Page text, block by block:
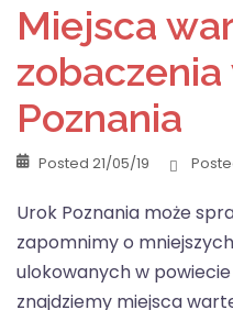
Miejsca
Poznania
Posted 21/05/19
Urok Poznania może
zapomnimy o
ulokowanych w
znajdziemy miejsca